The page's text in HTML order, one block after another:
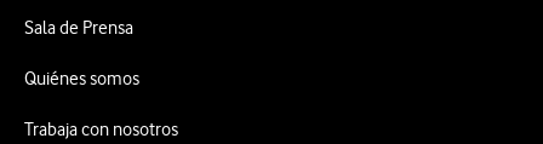
Sala de Prensa
Quiénes somos
Trabaja con nosotros